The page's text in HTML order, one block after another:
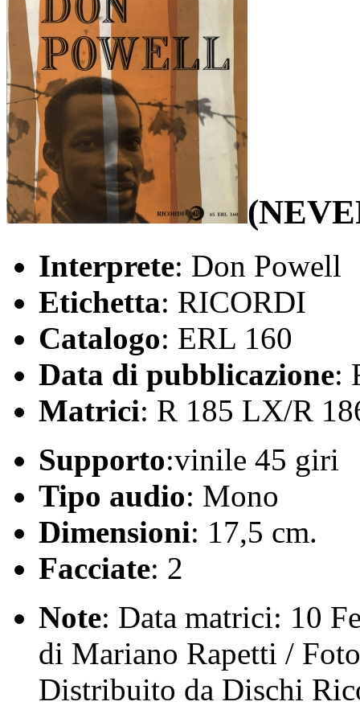
Interprete: Don Powell
Etichetta: RICORDI
Catalogo: ERL 160
Data di pubblicazione:
Matrici: R 185 LX/R
Supporto:vinile 45 giri
Tipo audio: Mono
Dimensioni: 17,5 cm.
Facciate: 2
Note: Data matrici: 10
di Mariano Rapetti /
Distribuito da Dischi